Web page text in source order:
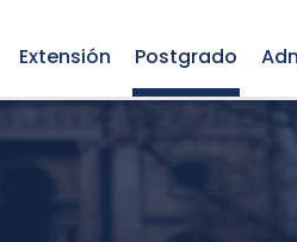
Extensión Postgrado